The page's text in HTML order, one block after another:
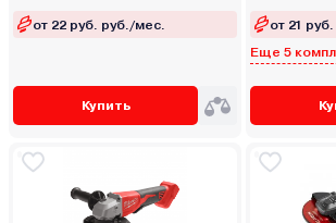
от 22 руб. руб./мес.
Купить
от 21
Еще 5